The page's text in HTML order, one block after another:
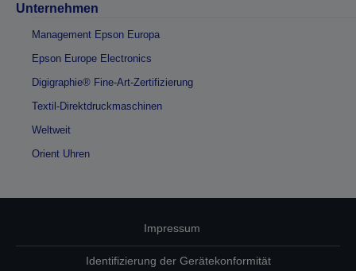
Unternehmen
Management Epson Europa
Epson Europe Electronics
Digigraphie® Fine-Art-Zertifizierung
Textil-Direktdruckmaschinen
Weltweit
Orient Uhren
Impressum
Identifizierung der Gerätekonformität